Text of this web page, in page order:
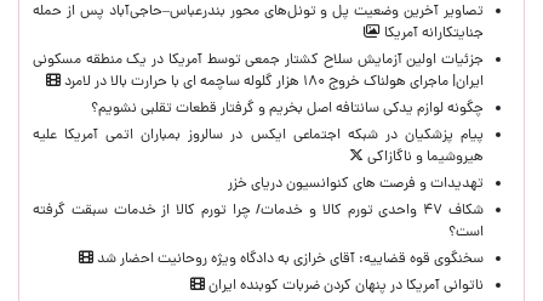
تصاویر آخرین وضعیت پل و تونل‌های محور بندرعباس–حاجی‌آباد پس از حمله
جنایتکارانه آمریکا
جزئیات اولین آزمایش سلاح کشتار جمعی توسط آمریکا در یک منطقه مسکونی
ایران| ماجرای هولناک خروج ۱۸۰ هزار گلوله ساچمه ای با حرارت بالا در لامرد
چگونه لوازم یدکی سانتافه اصل بخریم و گرفتار قطعات تقلبی نشویم؟
پیام پزشکیان در شبکه اجتماعی ایکس در سالروز بمباران اتمی آمریکا علیه
هیروشیما و ناگازاکی
تهدیدات و فرصت های کنوانسیون دریای خزر
شکاف ۴۷ واحدی تورم کالا و خدمات/ چرا تورم کالا از خدمات سبقت گرفته
است؟
سخنگوی قوه قضاییه: آقای خرازی به دادگاه ویژه روحانیت احضار شد
ناتوانی آمریکا در پنهان کردن ضربات کوبنده ایران